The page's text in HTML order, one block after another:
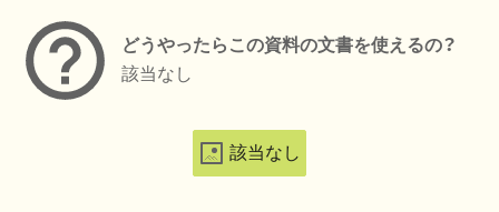
どうやったらこの資料の文書を使えるの？
該当なし
該当なし